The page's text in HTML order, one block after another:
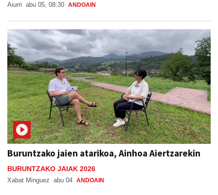
Aiurri abu 05, 08:30 ANDOAIN
Buruntzako jaien atarikoa, Ainhoa Aiertzarekin
BURUNTZAKO JAIAK 2026
Xabat Minguez abu 04 ANDOAIN